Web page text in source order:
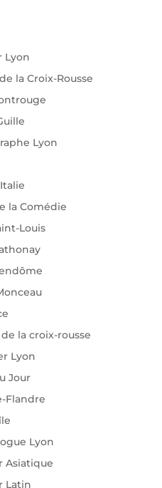
Lyon
la Croix-Rousse
Lyon
la Comédie
Louis
la croix-rousse
Lyon
Jour
Flandre
Lyon
Asiatique
Latin